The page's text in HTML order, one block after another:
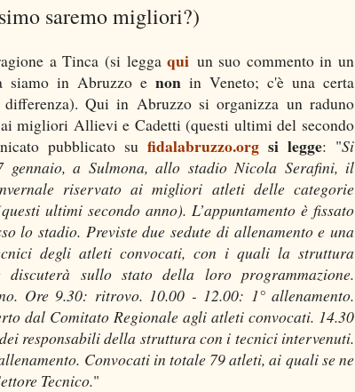
saremo migliori?)
a Tinca (si leggaqui un suo commento in un
siamo in Abruzzo enon in Veneto; c'è una certa
Qui in Abruzzo si organizza un raduno
migliori Allievi e Cadetti (questi ultimi del secondo
pubblicato sufidalabruzzo.org si legge: "Si
gennaio, a Sulmona, allo stadio Nicola Serafini, il
riservato ai migliori atleti delle categorie
ultimi secondo anno). L’appuntamento è fissato
lo stadio. Previste due sedute di allenamento e una
degli atleti convocati, con i quali la struttura
discuterà sullo stato della loro programmazione.
Ore 9.30: ritrovo. 10.00 - 12.00: 1° allenamento.
dal Comitato Regionale agli atleti convocati. 14.30
responsabili della struttura con i tecnici intervenuti.
Convocati in totale 79 atleti, ai quali se ne
Tecnico."